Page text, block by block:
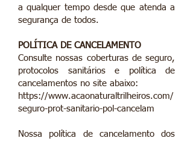
a qualquer tempo desde que atenda a
segurança de todos.
POLÍTICA DE CANCELAMENTO
Consulte nossas coberturas de seguro,
protocolos sanitários e política de
cancelamentos no site abaixo:
https://www.acaonaturaltrilheiros.com/
seguro-prot-sanitario-pol-cancelam
Nossa política de cancelamento dos